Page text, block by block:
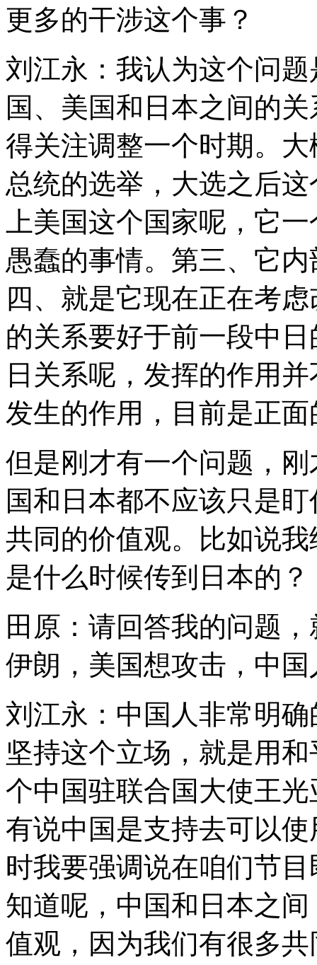
更多的干涉这个事？
刘江永：我认为这个问
国、美国和日本之间的
得关注调整一个时期。
总统的选举，大选之后
上美国这个国家呢，它
愚蠢的事情。第三、它
四、就是它现在正在考
的关系要好于前一段中
日关系呢，发挥的作用
发生的作用，目前是正
但是刚才有一个问题，
国和日本都不应该只是
共同的价值观。比如说
是什么时候传到日本的？
田原：请回答我的问题
伊朗，美国想攻击，中
刘江永：中国人非常明
坚持这个立场，就是用
个中国驻联合国大使王
有说中国是支持去可以
时我要强调说在咱们节
知道呢，中国和日本之
值观，因为我们有很多